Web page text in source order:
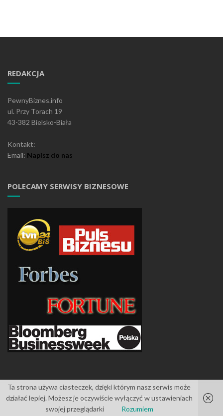
REDAKCJA
PewnyBiznes.info
ul. Przy Torach 19
43-382 Bielsko-Biała
Kontakt:
Email: Napisz do nas
POLECAMY SERWISY BIZNESOWE
Islemagpowered byWordPress
Ta strona używa ciasteczek, dzięki którym nasz serwis może
działać lepiej. Możesz je oczywiście wyłączyć w ustawieniach
swojej przeglądarki
Rozumiem